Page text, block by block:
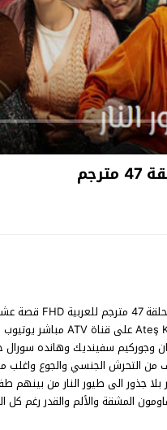
وجوركيم سفينديك وهانده
من التحرش الجنسي والجوع
جذور الى طيور النار من
المشقة والألم والقدر رغم